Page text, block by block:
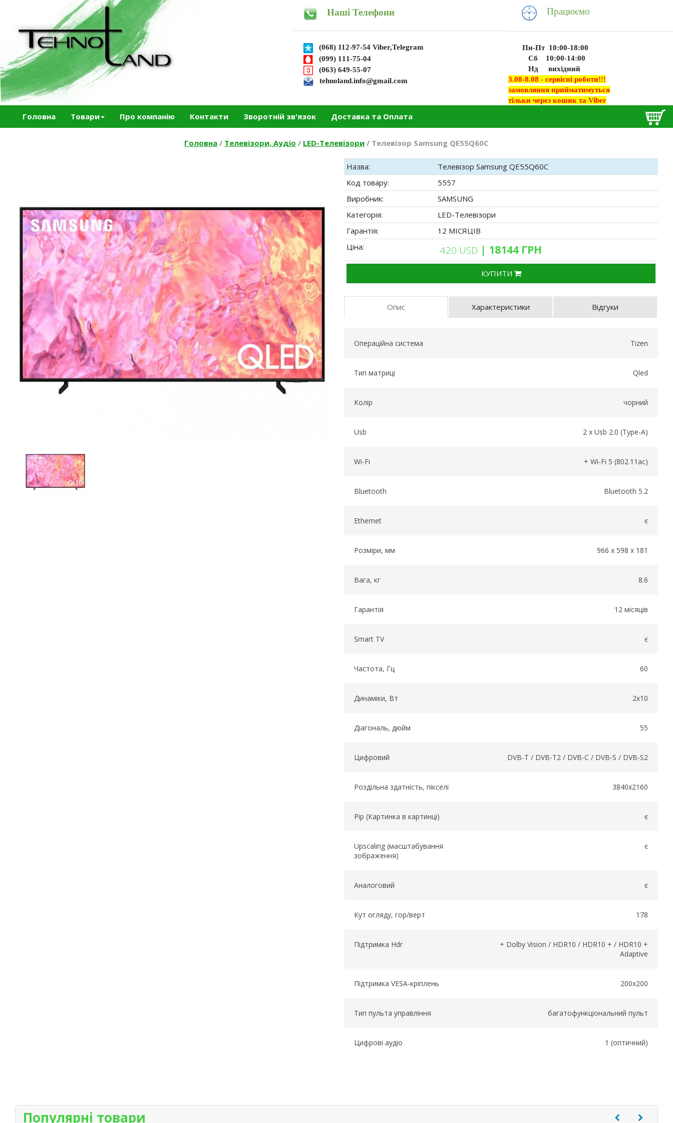
Наші Телефони
(068) 112-97-54 Viber,Telegram
(099) 111-75-04
(063) 649-55-07
tehnoland.info@gmail.com
Працюємо
Пн-Пт 10:00-18:00
Сб 10:00-14:00
Нд вихідний
3.08-8.08 - сервісні роботи!!!
замовляння прийматимуться
тільки через кошик та Viber
Головна Товари Про компанію Контакти Зворотній зв'язок Доставка та Оплата
Головна / Телевізори, Аудіо / LED-Телевізори / Телевізор Samsung QE55Q60C
Назва:
Телевізор Samsung QE55Q60C
Код товару:
5557
Виробник:
SAMSUNG
Категорія:
LED-Телевізори
Гарантія:
12 МІСЯЦІВ
Ціна:
420 USD | 18144 ГРН
КУПИТИ
Опис Характеристики Відгуки
Операційна система Tizen
Тип матриці Qled
Колір чорний
Usb 2 x Usb 2.0 (Type-A)
Wi-Fi + Wi-Fi 5 (802.11ac)
Bluetooth Bluetooth 5.2
Ethernet є
Розміри, мм 966 x 598 x 181
Вага, кг 8.6
Гарантія 12 місяців
Smart TV є
Частота, Гц 60
Динаміки, Вт 2х10
Діагональ, дюйм 55
Цифровий DVB-T / DVB-T2 / DVB-C / DVB-S / DVB-S2
Роздільна здатність, пікселі 3840x2160
Pip (Картинка в картинці) є
Upscaling (масштабування
зображення)
є
Аналоговий є
Кут огляду, гор/верт 178
Підтримка Hdr
+ Dolby Vision / HDR10 / HDR10 + / HDR10 +
Adaptive
Підтримка VESA-кріплень 200x200
Тип пульта управління багатофункціональний пульт
Цифрові аудіо 1 (оптичний)
Популярні товари